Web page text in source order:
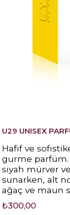
U29 UNISEX
Hafif ve
gurme parfüm.
siyah mürver
sunarken, alt
ağaç ve maun
₺300,00